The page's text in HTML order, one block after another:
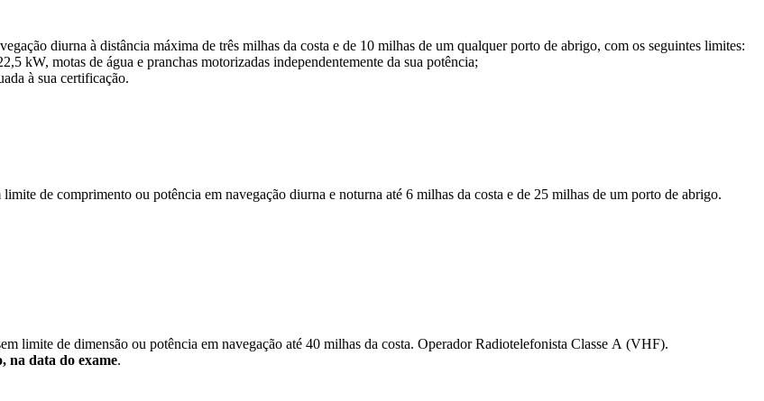
diurna à distância máxima de três milhas da costa e de 10 milhas de um qualquer porto de abrigo, com os seguintes limites:
kW, motas de água e pranchas motorizadas independentemente da sua potência;
à sua certificação.
de comprimento ou potência em navegação diurna e noturna até 6 milhas da costa e de 25 milhas de um porto de abrigo.
limite de dimensão ou potência em navegação até 40 milhas da costa. Operador Radiotelefonista Classe A (VHF).
na data do exame.